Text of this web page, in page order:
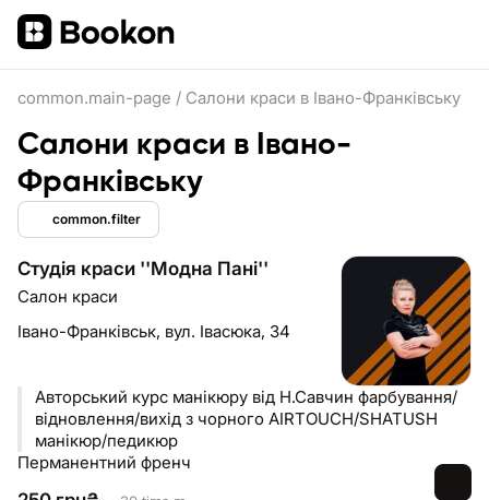
common.main-page / Салони краси в Івано-Франківську
Салони краси в Івано-
Франківську
common.filter
Студія краси ''Модна Пані''
Салон краси
Івано-Франківськ, вул. Івасюка, 34
Авторський курс манікюру від Н.Савчин фарбування/
відновлення/вихід з чорного AIRTOUCH/SHATUSH
манікюр/педикюр
Перманентний френч